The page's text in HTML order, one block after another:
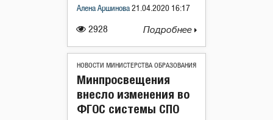
2928
Алена Аршинова 21.04.2020 16:17
Подробнее
НОВОСТИ МИНИСТЕРСТВА ОБРАЗОВАНИЯ
Минпросвещения
внесло изменения во
ФГОС системы СПО